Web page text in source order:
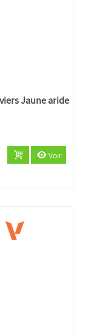
Jaune aride
Voir